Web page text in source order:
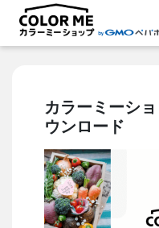
カラーミーシ
ウンロード